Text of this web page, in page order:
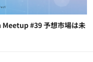
#39 予想市場は未